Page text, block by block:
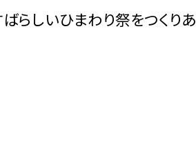
らしいひまわり祭をつくりあ